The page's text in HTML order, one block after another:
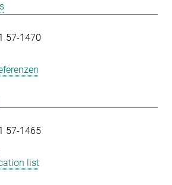
57-1470
57-1465
list